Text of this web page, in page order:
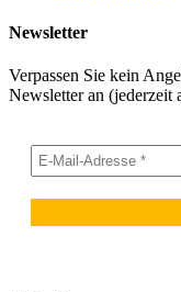
Newsletter
Verpassen Sie kein
Newsletter an (jederzeit